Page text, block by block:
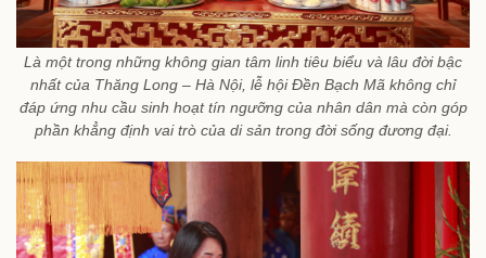
Là một trong những không gian tâm linh tiêu biểu và lâu đời bậc
nhất của Thăng Long – Hà Nội, lễ hội Đền Bạch Mã không chỉ
đáp ứng nhu cầu sinh hoạt tín ngưỡng của nhân dân mà còn góp
phần khẳng định vai trò của di sản trong đời sống đương đại.